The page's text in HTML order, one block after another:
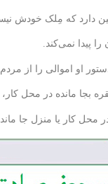
دارد که مِلک خودش
پیدا نمی‌کند.
او اموالی را از مردم
بجا مانده در محل
در محل کار یا منزل جا